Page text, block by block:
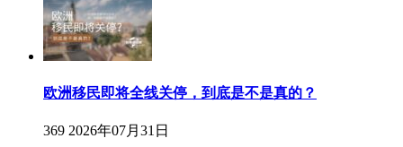
欧洲移民即将全线关停，到底是不是真的？
369 2026年07月31日